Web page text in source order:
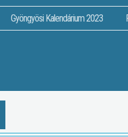
Gyöngyösi Kalendárium 2023